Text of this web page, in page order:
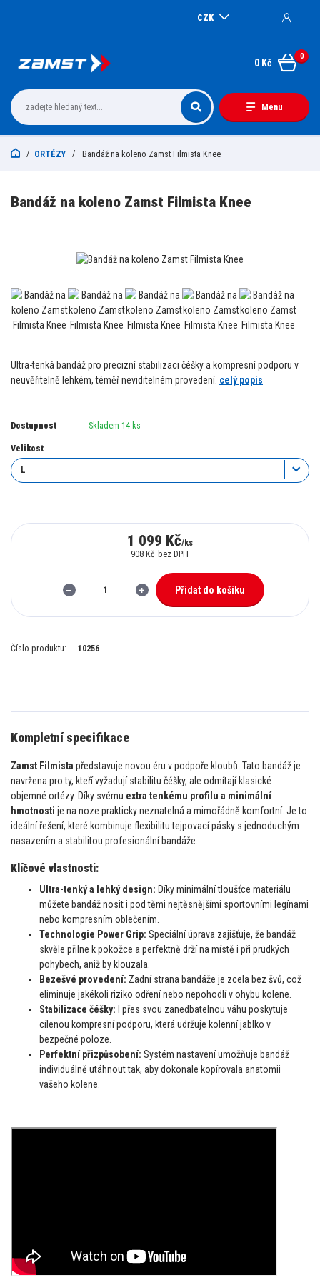
Menu
CZK
0
0 Kč
ORTÉZY Bandáž na koleno Zamst Filmista Knee
Bandáž na koleno Zamst Filmista Knee
Ultra-tenká bandáž pro precizní stabilizaci čéšky a kompresní podporu v
neuvěřitelně lehkém, téměř neviditelném provedení. celý popis
Dostupnost Skladem 14 ks
Velikost
1 099 Kč/ks
908 Kč bez DPH
Přidat do košíku
Číslo produktu: 10256
Kompletní specifikace
Zamst Filmista představuje novou éru v podpoře kloubů. Tato bandáž je
navržena pro ty, kteří vyžadují stabilitu čéšky, ale odmítají klasické
objemné ortézy. Díky svému extra tenkému profilu a minimální
hmotnosti je na noze prakticky neznatelná a mimořádně komfortní. Je to
ideální řešení, které kombinuje flexibilitu tejpovací pásky s jednoduchým
nasazením a stabilitou profesionální bandáže.
Klíčové vlastnosti:
Ultra-tenký a lehký design: Díky minimální tloušťce materiálu
můžete bandáž nosit i pod těmi nejtěsnějšími sportovními legínami
nebo kompresním oblečením.
Technologie Power Grip: Speciální úprava zajišťuje, že bandáž
skvěle přilne k pokožce a perfektně drží na místě i při prudkých
pohybech, aniž by klouzala.
Bezešvé provedení: Zadní strana bandáže je zcela bez švů, což
eliminuje jakékoli riziko odření nebo nepohodlí v ohybu kolene.
Stabilizace čéšky: I přes svou zanedbatelnou váhu poskytuje
cílenou kompresní podporu, která udržuje kolenní jablko v
bezpečné poloze.
Perfektní přizpůsobení: Systém nastavení umožňuje bandáž
individuálně utáhnout tak, aby dokonale kopírovala anatomii
vašeho kolene.